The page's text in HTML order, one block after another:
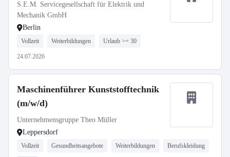
S.E.M. Servicegesellschaft für Elektrik und
Mechanik GmbH
Berlin
Vollzeit Weiterbildungen Urlaub >= 30
24.07.2026
Maschinenführer Kunststofftechnik
(m/w/d)
Unternehmensgruppe Theo Müller
Leppersdorf
Vollzeit Gesundheitsangebote Weiterbildungen Berufskleidung